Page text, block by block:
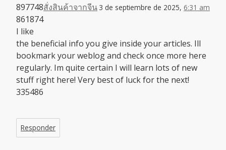
สั่งสินค้าจากจีน 3 de septiembre de 2025, 6:31 am
897748
861874
I like
the beneficial info you give inside your articles. Ill
bookmark your weblog and check once more here
regularly. Im quite certain I will learn lots of new
stuff right here! Very best of luck for the next!
335486
Responder